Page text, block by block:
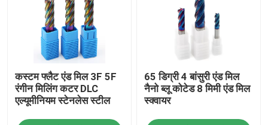
कस्टम फ्लैट एंड मिल 3F 5F
रंगीन मिलिंग कटर DLC
एल्यूमीनियम स्टेनलेस स्टील
65 डिग्री 4 बांसुरी एंड मिल
नैनो ब्लू कोटेड 8 मिमी एंड मिल
स्क्वायर